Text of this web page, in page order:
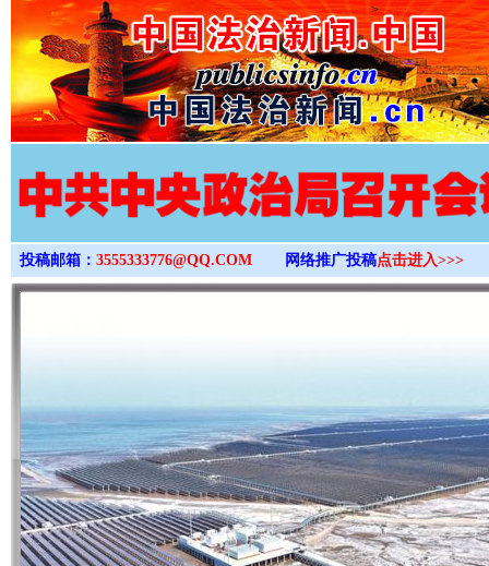
>
投稿邮箱： 3555333776@QQ.COM 网络推广投稿点击进入>>>